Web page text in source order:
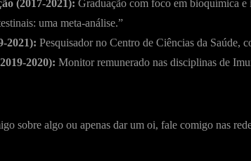
(2017-2021): Graduação com foco em bioquímica
uma meta-análise.”
2021): Pesquisador no Centro de Ciências da Saúde,
2020): Monitor remunerado nas disciplinas de
sobre algo ou apenas dar um oi, fale comigo nas